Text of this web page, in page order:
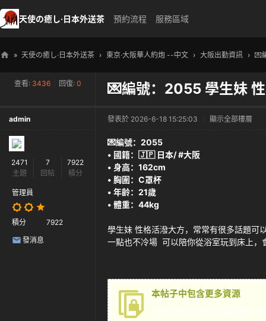
天使の癒し·日本外送茶 預約流程 服務區域
癒
» 天使の癒し·日本外送茶 › 東京·大阪華人約炮 --中文 › 大阪出勤資訊 › 💌
查看: 3436 回復: 0 💌編號：2055 學生妹
admin
2471
主題
7
回帖
7922
積分
管理員
積分 7922
發消息
發表於 2026-6-18 15:25:03 顯示全部樓層
💌編號：2055
• 國籍：🇯🇵 日本/ #大阪
• 身高：162cm
• 胸圍：C罩杯
• 年齡：21歲
• 體重：44kg
學生妹 性格活潑大方，常常有很多話題可
一點也不冷場 可以陪你從浴室玩到床上，
本帖子中包含更多資源